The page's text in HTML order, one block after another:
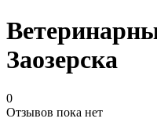
Заозерска
0
Отзывов пока нет